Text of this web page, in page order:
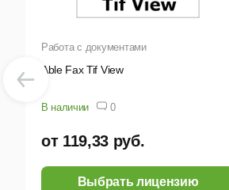
Работа с документами
Able Fax Tif View
В наличии 0
от 119,33 руб.
Выбрать лицензию